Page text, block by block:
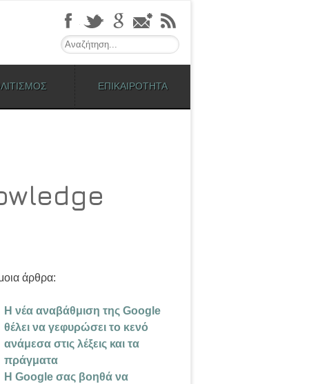
Search
ΕΠΙΚΑΙΡΟΤΗΤΑ
άρθρα:
Η νέα αναβάθμιση της Google
θέλει να γεφυρώσει το κενό
ανάμεσα στις λέξεις και τα
πράγματα
Η Google σας βοηθά να